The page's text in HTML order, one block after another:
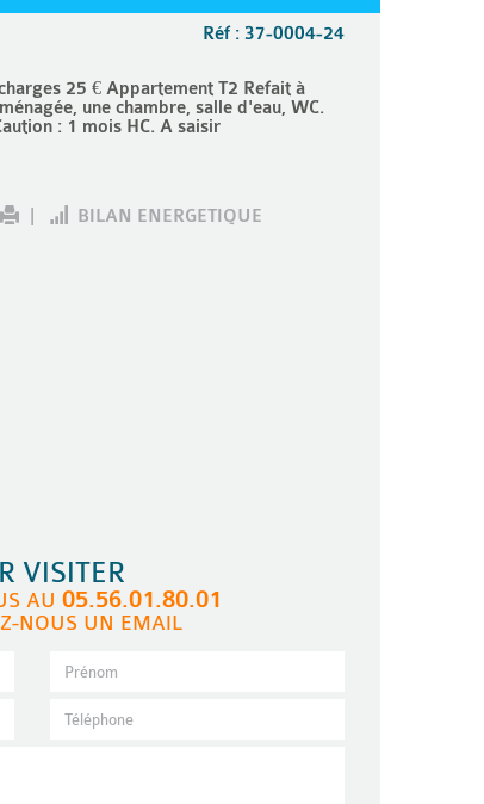
Réf : 37-0004-24
25 € Appartement T2 Refait à
une chambre, salle d'eau, WC.
: 1 mois HC. A saisir
BILAN ENERGETIQUE
VISITER
AU 05.56.01.80.01
NOUS UN EMAIL